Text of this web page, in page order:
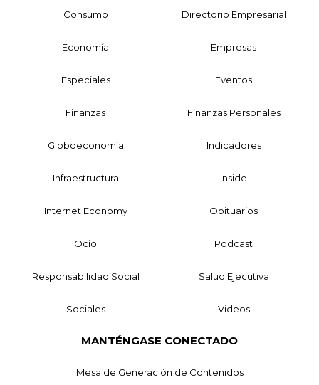
Consumo Directorio Empresarial
Economía Empresas
Especiales Eventos
Finanzas Finanzas Personales
Globoeconomía Indicadores
Infraestructura Inside
Internet Economy Obituarios
Ocio Podcast
Responsabilidad Social Salud Ejecutiva
Sociales Videos
MANTÉNGASE CONECTADO
Mesa de Generación de Contenidos